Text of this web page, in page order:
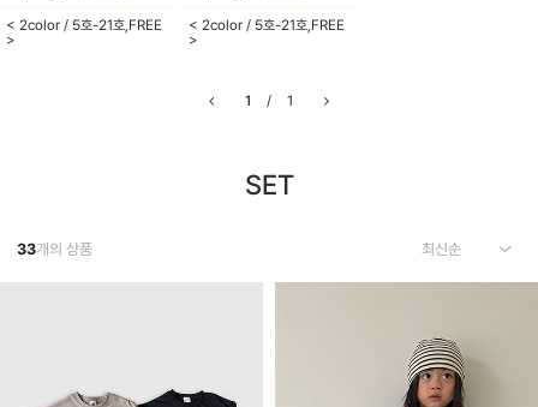
< 2color / 5호-21호,FREE
>
< 2color / 5호-21호,FREE
>
1 / 1
SET
33개의 상품